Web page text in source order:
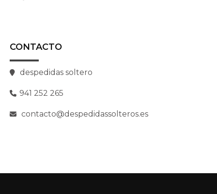
CONTACTO
despedidas soltero
941 252 265
contacto@despedidassolteros.es